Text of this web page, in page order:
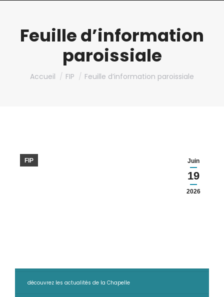
Feuille d’information
paroissiale
Vous êtes ici :
Accueil FIP Feuille d’information paroissiale
Juin
19
2026
FIP
découvrez les actualités de la Chapelle